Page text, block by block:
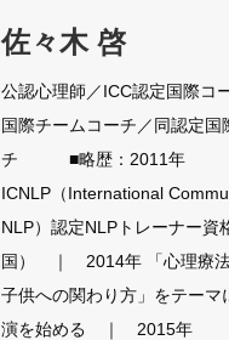
佐々木 啓
公認心理師／ICC認定国際コ
国際チームコーチ／同認定国
チ ■略歴：2011年
ICNLP（International
NLP）認定NLPトレーナー資
国） ｜ 2014年 「心理療法
子供への関わり方」をテーマ
演を始める ｜ 2015年